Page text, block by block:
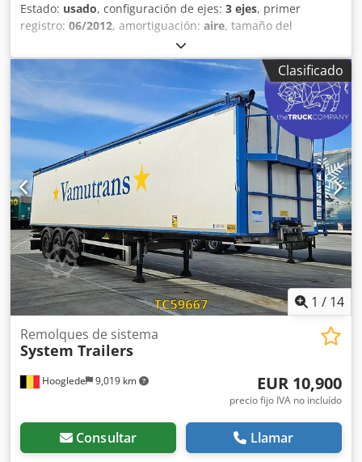
Estado: usado, configuración de ejes: 3 ejes, primer
registro: 06/2012, amortiguación: aire, tamaño del
, color:
2012, Configuración de ejes Medida de neumáticos: 385/65
R22.5 Marca de ejes: Mercedes-Benz Frenos: frenos de
disco Eje trasero 1: llantas de aluminio; eje elevable; perfil
neumático izquierdo: 12 mm; perfil neumático derecho: 12
mm Eje trasero 2: llantas de aluminio; perfil neumático
izquierdo: 5 mm; suspensión: suspensión neumática
Dcjdpfozrbrijx Ab Dsk Eje trasero 3: perfil neumático
izquierdo: 12 mm; perfil neumático derecho: 12 mm;
suspensión: suspensión neumática Pesos Peso en vacío:
8.320 kg Carga útil: 30.680 kg Peso bruto: 39.000 kg Estado
Daños: ninguno
Clasificado
1 / 14
Hooglede 9,019 km
Remolques de sistema
System Trailers
EUR 10,900
precio fijo IVA no incluído
Consultar Llamar